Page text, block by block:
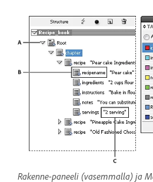
Rakenne-paneeli (vasemmalla) ja